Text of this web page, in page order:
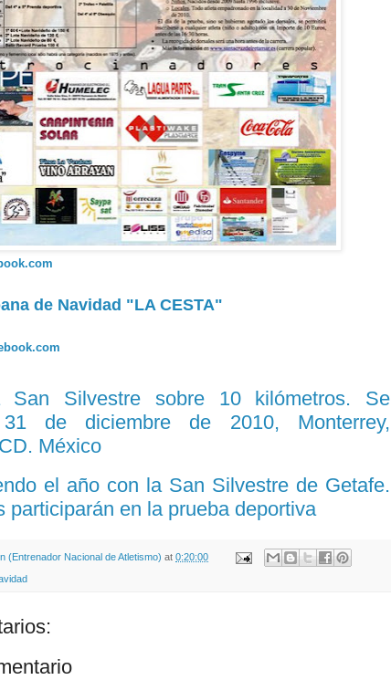
de Navidad "LA CESTA"
San Silvestre sobre 10 kilómetros. Se
de diciembre de 2010, Monterrey,
México
el año con la San Silvestre de Getafe.
participarán en la prueba deportiva
(Entrenador Nacional de Atletismo) at 0:20:00